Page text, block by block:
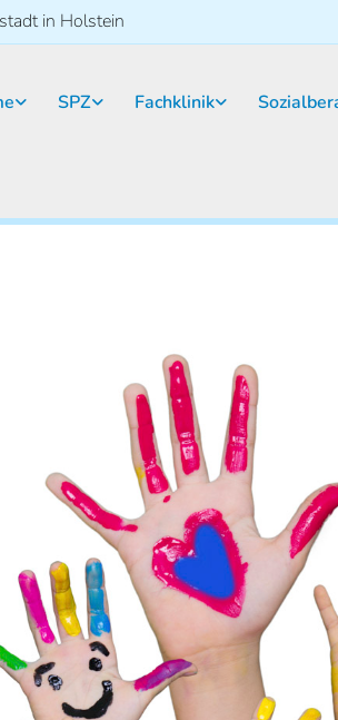
in Holstein
SPZ Fachklinik